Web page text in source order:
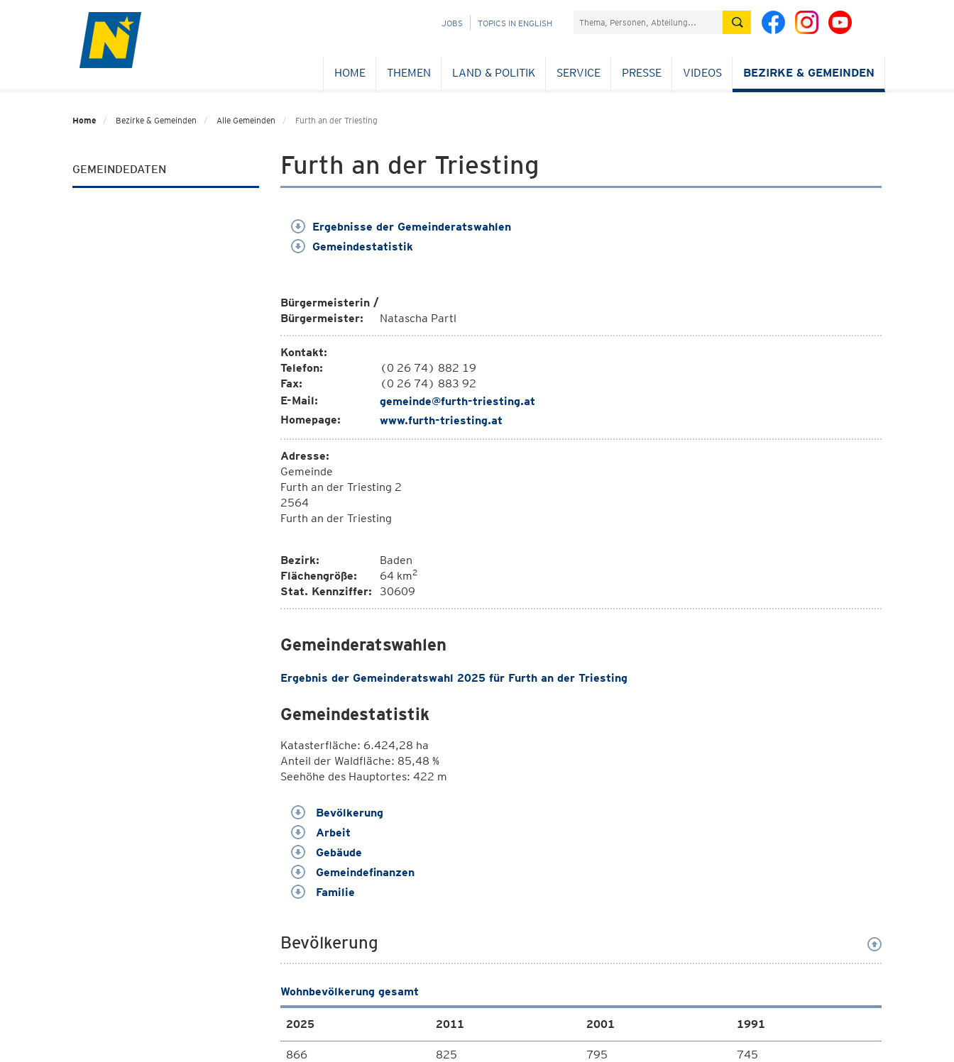
NAVIGATION
JOBS TOPICS IN ENGLISH Suchefeld
HOME THEMEN LAND & POLITIK SERVICE PRESSE VIDEOS BEZIRKE & GEMEINDEN
Home Bezirke & Gemeinden Alle Gemeinden Furth an der Triesting
GEMEINDEDATEN Furth an der Triesting
Ergebnisse der Gemeinderatswahlen
Gemeindestatistik
Bürgermeisterin /
Bürgermeister:
Natascha Partl
Kontakt:
Telefon:
(0 26 74) 882 19
Fax:
(0 26 74) 883 92
E-Mail:
gemeinde@furth-triesting.at
Homepage:
www.furth-triesting.at
Adresse:
Gemeinde
Furth an der Triesting 2
2564
Furth an der Triesting
Bezirk:
Baden
Flächengröße:
64 km2
Stat. Kennziffer: 30609
Gemeinderatswahlen
Ergebnis der Gemeinderatswahl 2025 für Furth an der Triesting
Gemeindestatistik
Katasterfläche: 6.424,28 ha
Anteil der Waldfläche: 85,48 %
Seehöhe des Hauptortes: 422 m
Bevölkerung
Arbeit
Gebäude
Gemeindefinanzen
Familie
Bevölkerung
Wohnbevölkerung gesamt
2025 2011 2001 1991
866 825 795 745